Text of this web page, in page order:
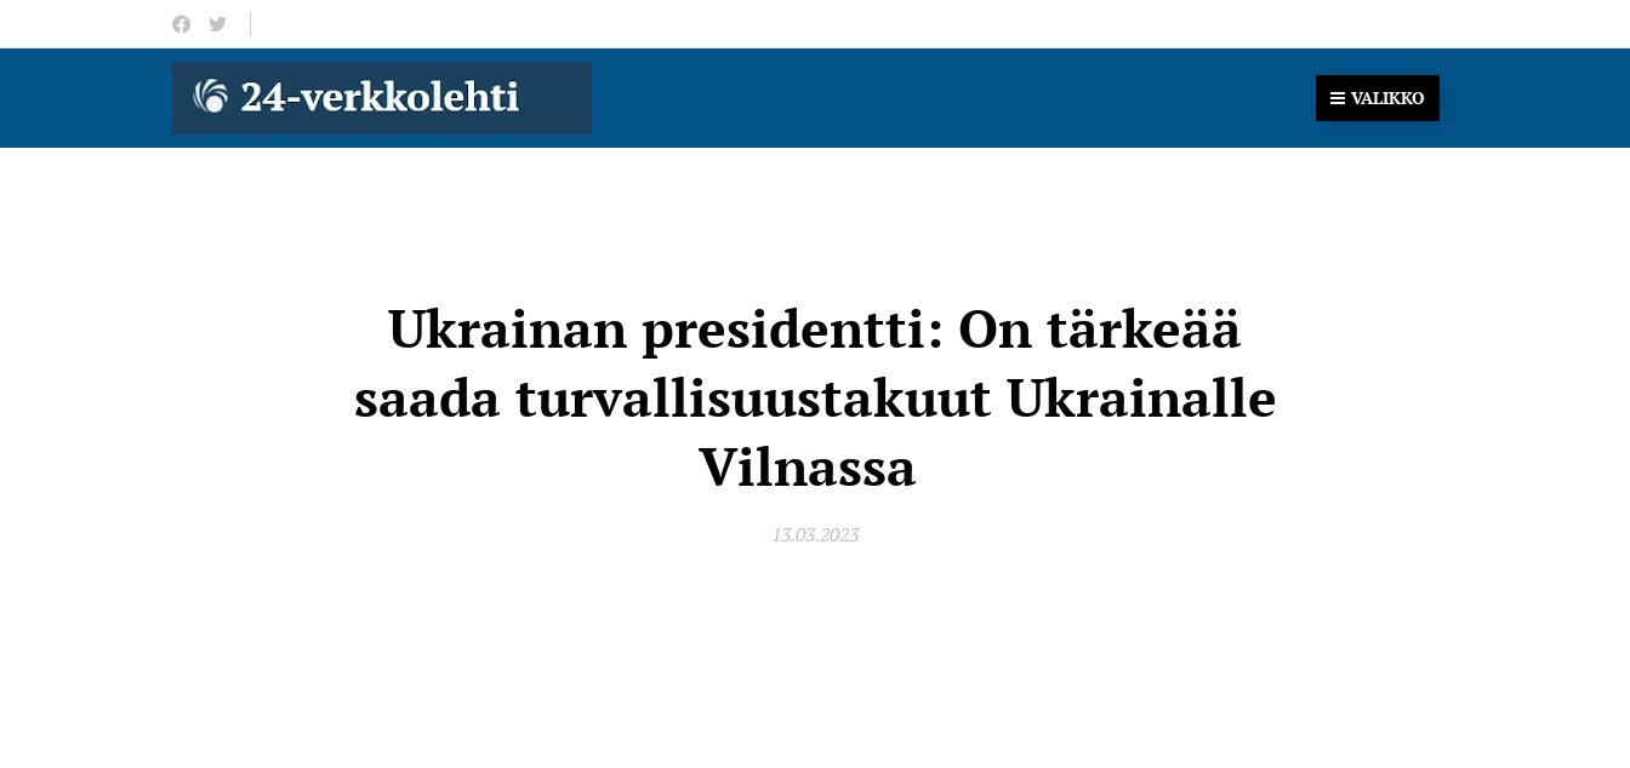
VALIKKO
Ukrainan presidentti: On tärkeää
saada turvallisuustakuut Ukrainalle
Vilnassa
13.03.2023